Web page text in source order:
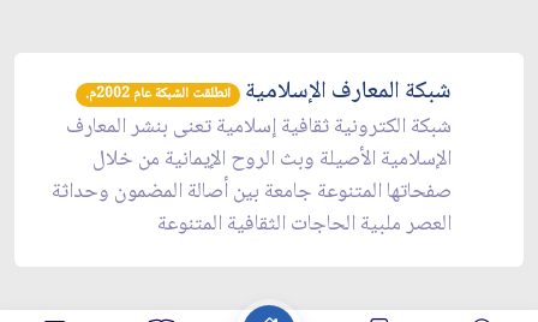
شبكة المعارف الإسلامية انطلقت الشبكة عام 2002م.
شبكة الكترونية ثقافية إسلامية تعنى بنشر المعارف
الإسلامية الأصيلة وبث الروح الإيمانية من خلال
صفحاتها المتنوعة جامعة بين أصالة المضمون وحداثة
العصر ملبية الحاجات الثقافية المتنوعة